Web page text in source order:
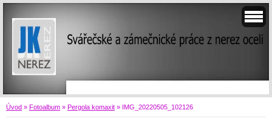
Úvod » Fotoalbum » Pergola komaxit » IMG_20220505_102126